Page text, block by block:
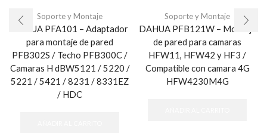
Soporte y Montaje
DAHUA PFA101 – Adaptador
para montaje de pared
PFB302S / Techo PFB300C /
Camaras H dBW5121 / 5220 /
5221 / 5421 / 8231 / 8331EZ
/ HDC
Soporte y Montaje
DAHUA PFB121W – Montaje
de pared para camaras
HFW11, HFW42 y HF3 /
Compatible con camara 4G
HFW4230M4G